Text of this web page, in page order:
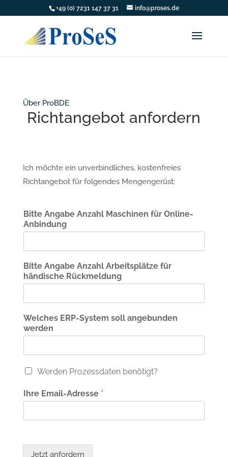
+49 (0) 7231 147 37 31 info@proses.de
Über ProBDE
Richtangebot anfordern
Ich möchte ein unverbindliches, kostenfreies
Richtangebot für folgendes Mengengerüst:
Bitte Angabe Anzahl Maschinen für Online-
Anbindung
Bitte Angabe Anzahl Arbeitsplätze für
händische Rückmeldung
Welches ERP-System soll angebunden
werden
P
o
z
s
Werden Prozessdaten benötigt?
Ihre Email-Adresse *
Jetzt anfordern